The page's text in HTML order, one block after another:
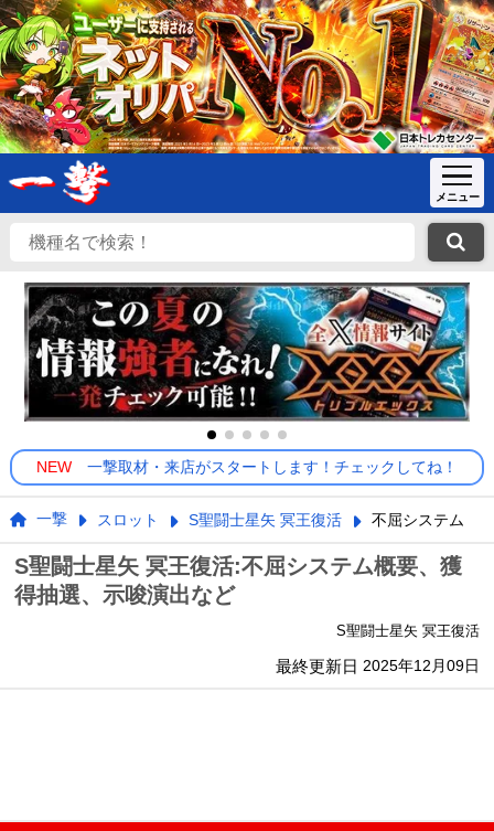
NEW 一撃取材・来店がスタートします！チェックしてね！
一撃 スロット S聖闘士星矢 冥王復活 不屈システム
S聖闘士星矢 冥王復活:不屈システム概要、獲
得抽選、示唆演出など
S聖闘士星矢 冥王復活
最終更新日 2025年12月09日